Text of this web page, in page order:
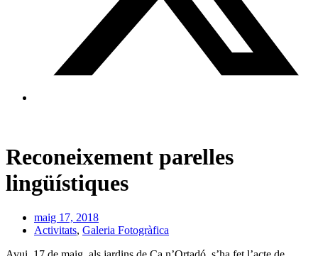
Reconeixement parelles
lingüístiques
maig 17, 2018
Activitats, Galeria Fotogràfica